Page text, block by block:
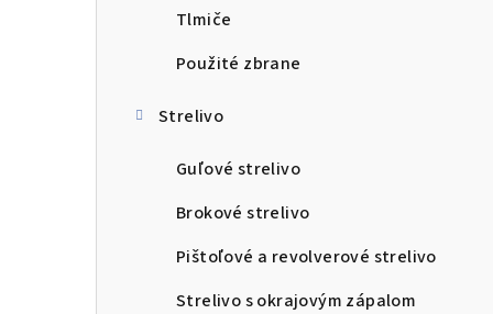
Tlmiče
Použité zbrane
Strelivo
Guľové strelivo
Brokové strelivo
Pištoľové a revolverové strelivo
Strelivo s okrajovým zápalom